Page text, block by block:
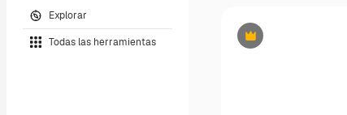
Explorar
Todas las herramientas Premium